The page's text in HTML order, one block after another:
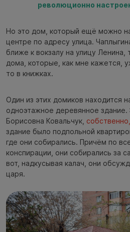
революционно
Но это дом, который ещё можно
центре по адресу улица.
ближе к вокзалу на улицу
дома, которые, как мне кажется,
то в книжках.
Один из этих домиков находится
одноэтажное деревянное
Борисовна Ковальчук,
здание было подпольной
где они собирались. Причём по
конспирации, они собирались за
вот, надкусывая калач, они
царя.